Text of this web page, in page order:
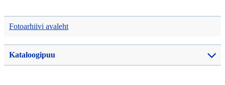
Fotoarhiivi avaleht
Kataloogipuu